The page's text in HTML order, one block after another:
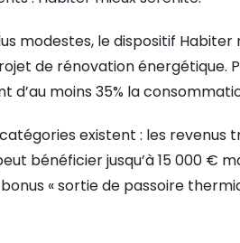
modestes, le dispositif
de rénovation énergétique.
d’au moins 35% la
existent : les revenus
bénéficier jusqu’à 15 000 €
« sortie de passoire